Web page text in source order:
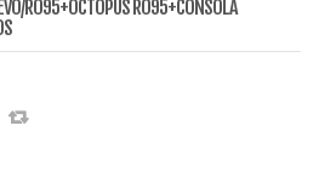
R095+OCTOPUS R095+CONSOLA